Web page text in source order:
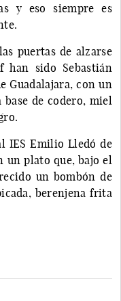
y eso siempre es
puertas de alzarse
sido Sebastián
Guadalajara, con un
de codero, miel
IES Emilio Lledó de
un plato que, bajo el
un bombón de
berenjena frita